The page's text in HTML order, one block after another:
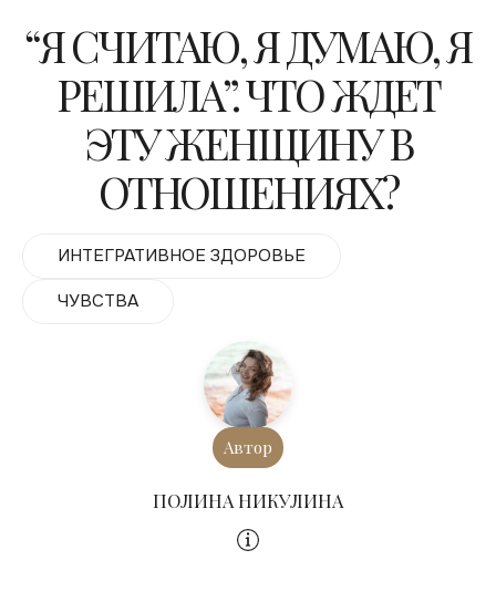
“Я СЧИТАЮ, Я ДУМАЮ, Я
РЕШИЛА”. ЧТО ЖДЕТ
ЭТУ ЖЕНЩИНУ В
ОТНОШЕНИЯХ?
ИНТЕГРАТИВНОЕ ЗДОРОВЬЕ
ЧУВСТВА
Автор
ПОЛИНА НИКУЛИНА